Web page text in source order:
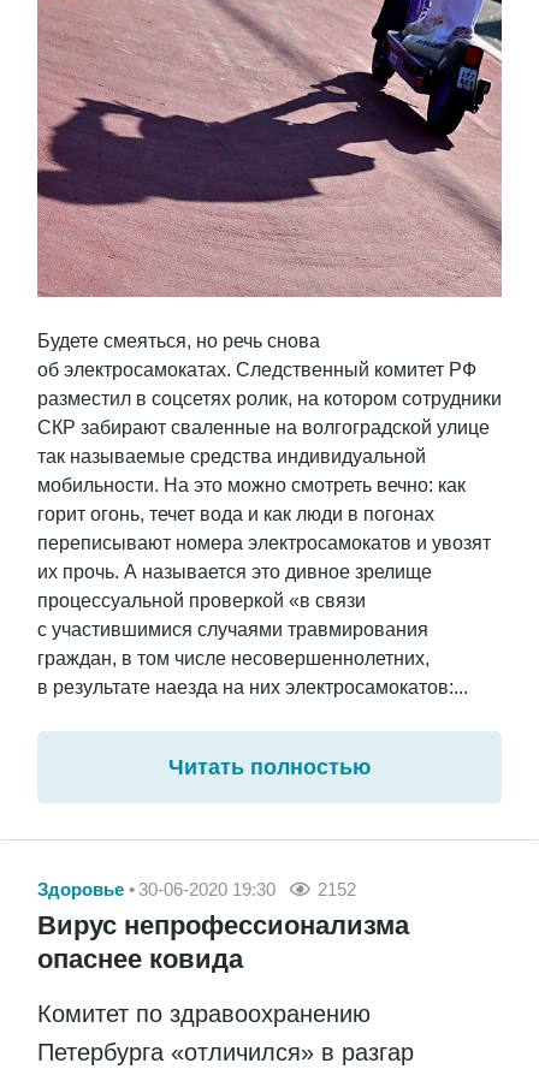
Будете смеяться, но речь снова
об электросамокатах. Следственный комитет РФ
разместил в соцсетях ролик, на котором сотрудники
СКР забирают сваленные на волгоградской улице
так называемые средства индивидуальной
мобильности. На это можно смотреть вечно: как
горит огонь, течет вода и как люди в погонах
переписывают номера электросамокатов и увозят
их прочь. А называется это дивное зрелище
процессуальной проверкой «в связи
с участившимися случаями травмирования
граждан, в том числе несовершеннолетних,
в результате наезда на них электросамокатов:...
Читать полностью
Здоровье 30-06-2020 19:30 2152
Вирус непрофессионализма
опаснее ковида
Комитет по здравоохранению
Петербурга «отличился» в разгар